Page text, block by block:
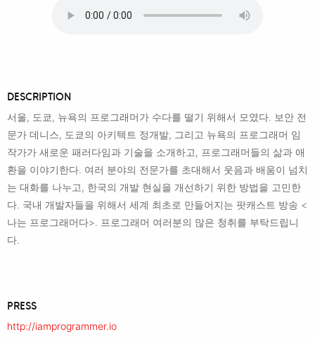
DESCRIPTION
서울, 도쿄, 뉴욕의 프로그래머가 수다를 떨기 위해서 모였다. 보안 전
문가 데니스, 도쿄의 아키텍트 정개발, 그리고 뉴욕의 프로그래머 임
작가가 새로운 패러다임과 기술을 소개하고, 프로그래머들의 삶과 애
환을 이야기한다. 여러 분야의 전문가를 초대해서 웃음과 배움이 넘치
는 대화를 나누고, 한국의 개발 현실을 개선하기 위한 방법을 고민한
다. 국내 개발자들을 위해서 세계 최초로 만들어지는 팟캐스트 방송 <
나는 프로그래머다>. 프로그래머 여러분의 많은 청취를 부탁드립니
다.
PRESS
http://iamprogrammer.io